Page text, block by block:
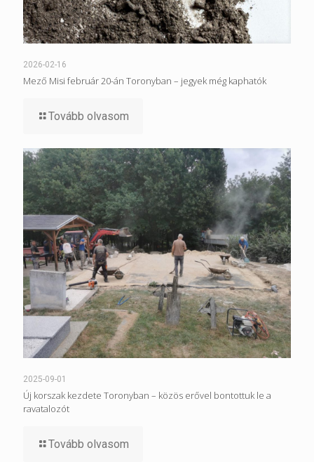
2026-02-16
Mező Misi február 20-án Toronyban – jegyek még kaphatók
Tovább olvasom
2025-09-01
Új korszak kezdete Toronyban – közös erővel bontottuk le a
ravatalozót
Tovább olvasom